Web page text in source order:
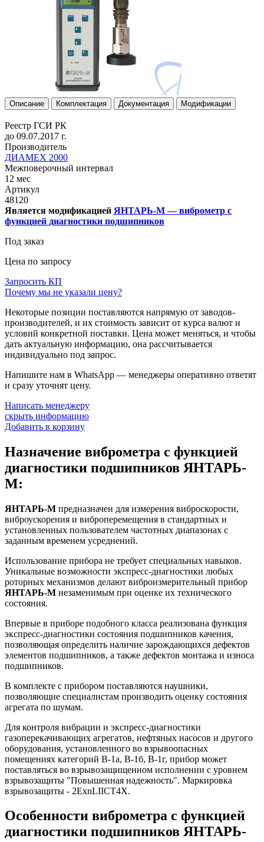
Описание Комплектация Документация Модификации
Реестр ГСИ РК
до 09.07.2017 г.
Производитель
ДИАМЕХ 2000
Межповерочный интервал
12 мес
Артикул
48120
Является модификацией ЯНТАРЬ-М — виброметр с
функцией диагностики подшипников
Под заказ
Цена по запросу
Запросить КП
Почему мы не указали цену?
Некоторые позиции поставляются напрямую от заводов-
производителей, и их стоимость зависит от курса валют и
условий конкретной поставки. Цена может меняться, и чтобы
дать актуальную информацию, она рассчитывается
индивидуально под запрос.
Напишите нам в WhatsApp — менеджеры оперативно ответят
и сразу уточнят цену.
Написать менеджеру
скрыть информацию
Добавить в корзину
Назначение виброметра с функцией
диагностики подшипников ЯНТАРЬ-
М:
ЯНТАРЬ-М предназначен для измерения виброскорости,
виброускорения и виброперемещения в стандартных и
установленных пользователем частотных диапазонах с
заданным временем усреднений.
Использование прибора не требует специальных навыков.
Уникальные возможности экспресс-диагностики любых
роторных механизмов делают виброизмерительный прибор
ЯНТАРЬ-М незаменимым при оценке их технического
состояния.
Впервые в приборе подобного класса реализована функция
экспресс-диагностики состояния подшипников качения,
позволяющая определить наличие зарождающихся дефектов
элементов подшипников, а также дефектов монтажа и износа
подшипников.
В комплекте с прибором поставляются наушники,
позволяющие специалистам производить оценку состояния
агрегата по шумам.
Для контроля вибрации и экспресс-диагностики
газоперекачивающих агрегатов, нефтяных насосов и другого
оборудования, установленного во взрывоопасных
помещениях категорий В-1а, В-1б, В-1г, прибор может
поставляться во взрывозащищенном исполнении с уровнем
взрывозащиты "Повышенная надежность". Маркировка
взрывозащиты - 2ExnLIICT4X.
Особенности виброметра с функцией
диагностики подшипников ЯНТАРЬ-